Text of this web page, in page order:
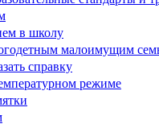
в школу
малоимущим
справку
режиме